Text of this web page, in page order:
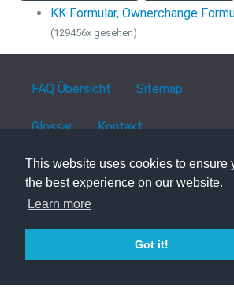
This website uses cookies to ensure
the best experience on our website.
Learn more
Got it!
KK Formular, Ownerchange
(129456x gesehen)
FAQ Übersicht Sitemap
Glossar Kontakt
Datenschutzerklärung
powered with ❤️ and ☕️ by